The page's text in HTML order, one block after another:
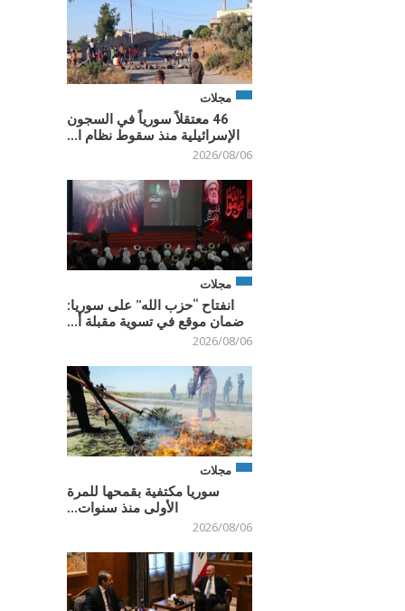
مجلات
46 معتقلاً سورياً في السجون
الإسرائيلية منذ سقوط نظام ا...
2026/08/06
مجلات
انفتاح “حزب الله” على سوريا:
ضمان موقع في تسوية مقبلة أ...
2026/08/06
مجلات
سوريا مكتفية بقمحها للمرة
الأولى منذ سنوات...
2026/08/06